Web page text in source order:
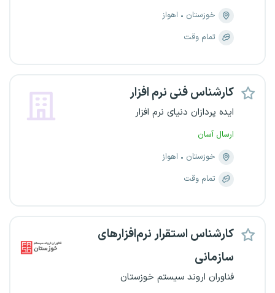
خوزستان
اهواز
تمام وقت
کارشناس فنی نرم افزار
ایده پردازان دنیای نرم افزار
ارسال آسان
خوزستان
اهواز
تمام وقت
کارشناس استقرار نرم‌افزارهای
سازمانی
فناوران اروند سیستم خوزستان